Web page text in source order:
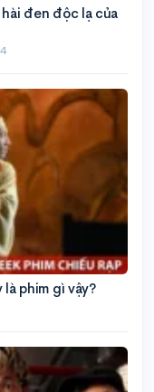
hài đen độc lạ của
phim gì vậy?